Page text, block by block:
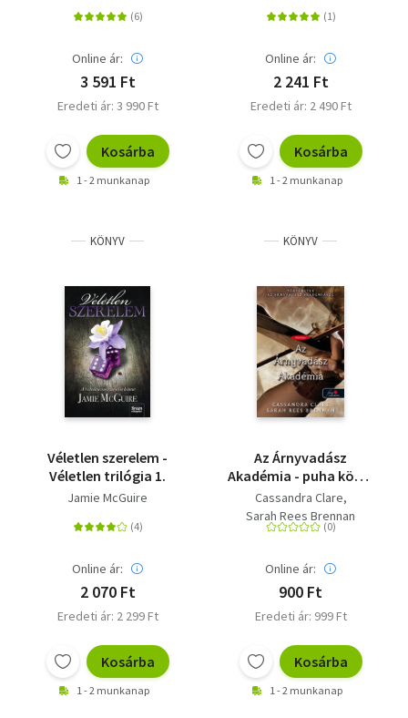
Online ár:
3 591 Ft
Eredeti ár: 3 990 Ft
Kosárba
1 - 2 munkanap
Online ár:
2 241 Ft
Eredeti ár: 2 490 Ft
Kosárba
1 - 2 munkanap
KÖNYV
Véletlen szerelem -
Véletlen trilógia 1.
Jamie McGuire
Online ár:
2 070 Ft
Eredeti ár: 2 299 Ft
Kosárba
1 - 2 munkanap
KÖNYV
Az Árnyvadász
Akadémia - puha kötés
- Történetek az
Árnyvadász
Akadémiáról 1.
Cassandra Clare
Sarah Rees Brennan
Online ár:
900 Ft
Eredeti ár: 999 Ft
Kosárba
1 - 2 munkanap